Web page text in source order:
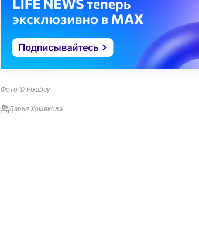
Фото © Pixabay
Дарья Хомякова